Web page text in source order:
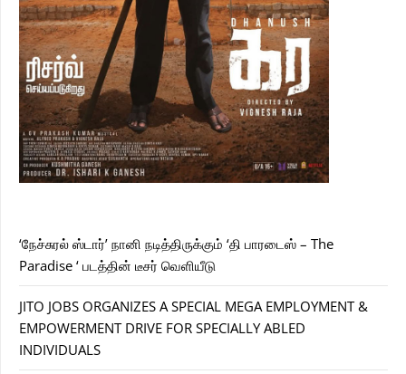
‘நேச்சுரல் ஸ்டார்’ நானி நடித்திருக்கும் ‘தி பாரடைஸ் – The
Paradise ‘ படத்தின் டீசர் வெளியீடு
JITO JOBS ORGANIZES A SPECIAL MEGA EMPLOYMENT &
EMPOWERMENT DRIVE FOR SPECIALLY ABLED
INDIVIDUALS